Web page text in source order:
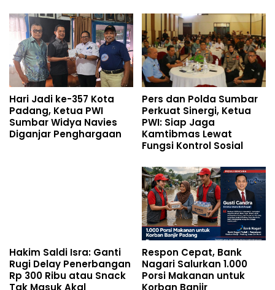
Hari Jadi ke-357 Kota
Padang, Ketua PWI
Sumbar Widya Navies
Diganjar Penghargaan
Pers dan Polda Sumbar
Perkuat Sinergi, Ketua
PWI: Siap Jaga
Kamtibmas Lewat
Fungsi Kontrol Sosial
Hakim Saldi Isra: Ganti
Rugi Delay Penerbangan
Rp 300 Ribu atau Snack
Tak Masuk Akal
Respon Cepat, Bank
Nagari Salurkan 1.000
Porsi Makanan untuk
Korban Banjir